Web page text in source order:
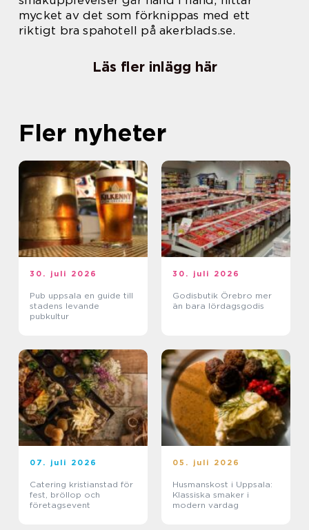
mycket av det som förknippas med ett
riktigt bra spahotell på akerblads.se.
Läs fler inlägg här
Fler nyheter
30. juli 2026
Pub uppsala en guide till
stadens levande
pubkultur
30. juli 2026
Godisbutik Örebro mer
än bara lördagsgodis
07. juli 2026
Catering kristianstad för
fest, bröllop och
företagsevent
05. juli 2026
Husmanskost i Uppsala:
Klassiska smaker i
modern vardag